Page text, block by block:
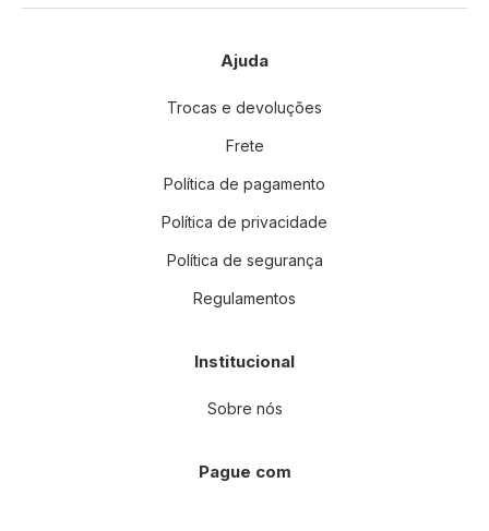
Ajuda
Trocas e devoluções
Frete
Política de pagamento
Política de privacidade
Política de segurança
Regulamentos
Institucional
Sobre nós
Pague com